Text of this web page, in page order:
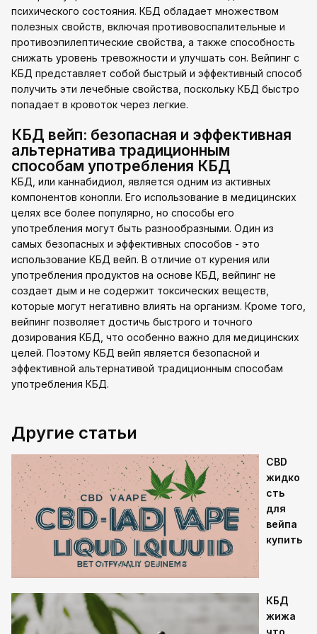
психического состояния. КБД обладает множеством
полезных свойств, включая противовоспалительные и
противоэпилептические свойства, а также способность
снижать уровень тревожности и улучшать сон. Вейпинг с
КБД представляет собой быстрый и эффективный способ
получить эти лечебные свойства, поскольку КБД быстро
попадает в кровоток через легкие.
КБД вейп: безопасная и эффективная
альтернатива традиционным
способам употребления КБД
КБД, или каннабидиол, является одним из активных
компонентов конопли. Его использование в медицинских
целях все более популярно, но способы его
употребления могут быть разнообразными. Один из
самых безопасных и эффективных способов - это
использование КБД вейп. В отличие от курения или
употребления продуктов на основе КБД, вейпинг не
создает дым и не содержит токсических веществ,
которые могут негативно влиять на организм. Кроме того,
вейпинг позволяет достичь быстрого и точного
дозирования КБД, что особенно важно для медицинских
целей. Поэтому КБД вейп является безопасной и
эффективной альтернативой традиционным способам
употребления КБД.
Другие статьи
CBD
жидко
сть
для
вейпа
купить
КБД
жижа
что